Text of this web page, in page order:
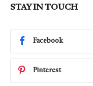
STAY IN TOUCH
Facebook
Pinterest